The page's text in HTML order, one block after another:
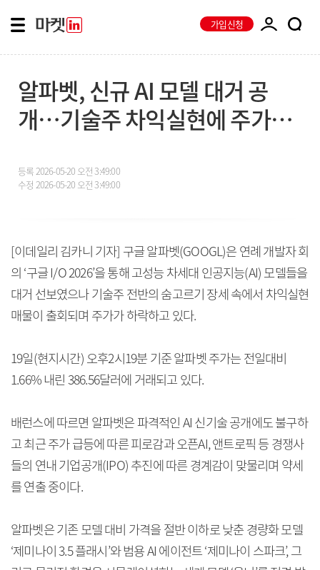
가입신청
알파벳, 신규 AI 모델 대거 공
개…기술주 차익실현에 주가는
등록2026-05-20 오전 3:49:00
수정 2026-05-20 오전 3:49:00
[이데일리 김카니 기자] 구글 알파벳(GOOGL)은 연례 개발자 회
의 ‘구글 I/O 2026’을 통해 고성능 차세대 인공지능(AI) 모델들을
대거 선보였으나 기술주 전반의 숨고르기 장세 속에서 차익실현
매물이 출회되며 주가가 하락하고 있다.
19일(현지시간) 오후2시19분 기준 알파벳 주가는 전일대비
1.66% 내린 386.56달러에 거래되고 있다.
배런스에 따르면 알파벳은 파격적인 AI 신기술 공개에도 불구하
고 최근 주가 급등에 따른 피로감과 오픈AI, 앤트로픽 등 경쟁사
들의 연내 기업공개(IPO) 추진에 따른 경계감이 맞물리며 약세
를 연출 중이다.
알파벳은 기존 모델 대비 가격을 절반 이하로 낮춘 경량화 모델
‘제미나이 3.5 플래시’와 범용 AI 에이전트 ‘제미나이 스파크’, 그